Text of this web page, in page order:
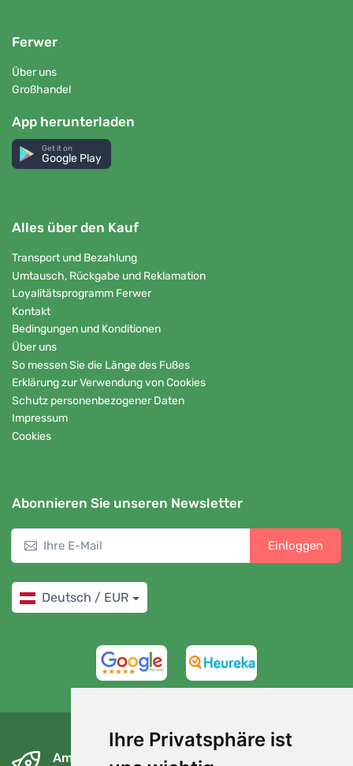
Ihre Privatsphäre ist
Ferwer
Über uns
Großhandel
App herunterladen
Get it on
Google Play
Alles über den Kauf
Transport und Bezahlung
Umtausch, Rückgabe und Reklamation
Loyalitätsprogramm Ferwer
Kontakt
Bedingungen und Konditionen
Über uns
So messen Sie die Länge des Fußes
Erklärung zur Verwendung von Cookies
Schutz personenbezogener Daten
Impressum
Cookies
Abonnieren Sie unseren Newsletter
Einloggen
Deutsch / EUR
Am nächsten Tag und kostenlos